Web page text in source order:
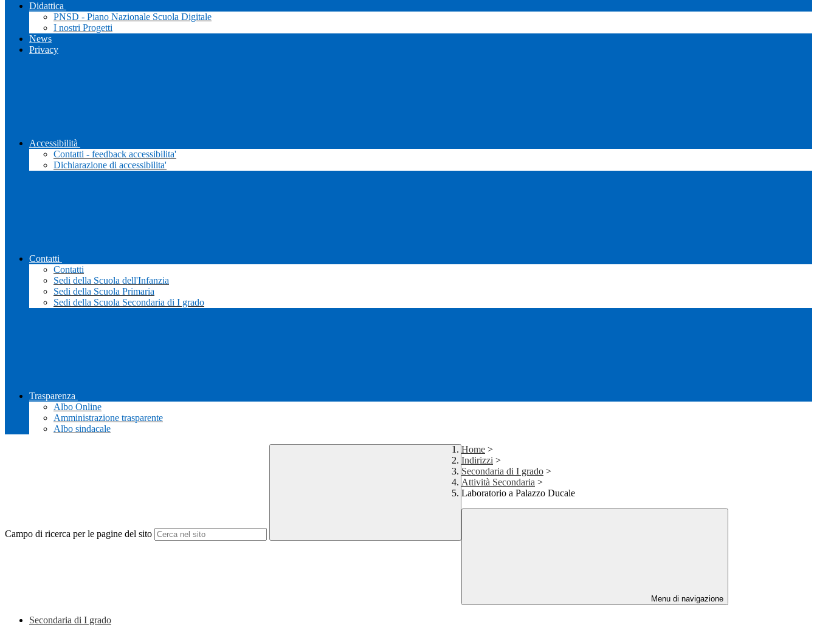
Didattica
PNSD - Piano Nazionale Scuola Digitale
I nostri Progetti
News
Privacy
Accessibilità
Contatti - feedback accessibilita'
Dichiarazione di accessibilita'
Contatti
Contatti
Sedi della Scuola dell'Infanzia
Sedi della Scuola Primaria
Sedi della Scuola Secondaria di I grado
Trasparenza
Albo Online
Amministrazione trasparente
Albo sindacale
Campo di ricerca per le pagine del sito
Home >
Indirizzi >
Secondaria di I grado >
Attività Secondaria >
Laboratorio a Palazzo Ducale
Menu di navigazione
Secondaria di I grado